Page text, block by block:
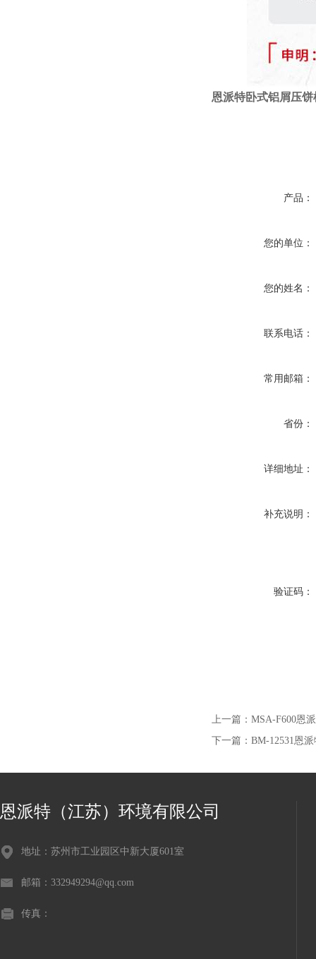
恩派特卧式铝屑压饼
产品：
您的单位：
您的姓名：
联系电话：
常用邮箱：
省份：
详细地址：
补充说明：
验证码：
上一篇： MSA-F600恩
下一篇： BM-12531恩
恩派特（江苏）环境有限公司
地址：苏州市工业园区中新大厦601室
邮箱：332949294@qq.com
传真：